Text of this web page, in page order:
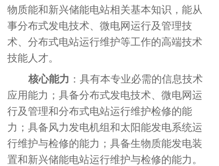
物质能和新兴储能电站相关基本知识，能从
事分布式发电技术、微电网运行及管理技
术、分布式电站运行维护等工作的高端技术
技能人才。
核心能力 ： 具有本专业必需的信息技术
应用能力；具备分布式发电技术、微电网运
行及管理和分布式电站运行维护检修的能
力 ； 具备风力发电机组和太阳能发电系统运
行维护与检修的能力；具备生物质能发电装
置和新兴储能电站运行维护与检修的能力 。